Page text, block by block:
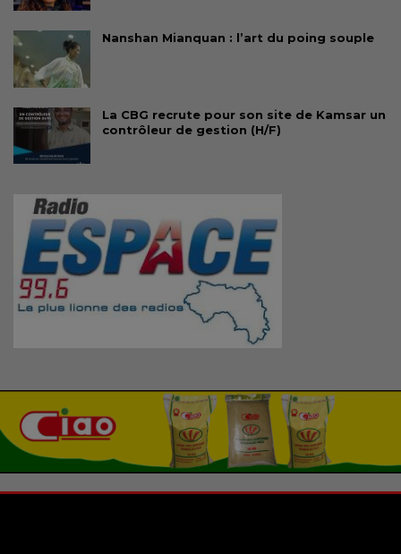
Nanshan Mianquan : l’art du poing souple
La CBG recrute pour son site de Kamsar un
contrôleur de gestion (H/F)